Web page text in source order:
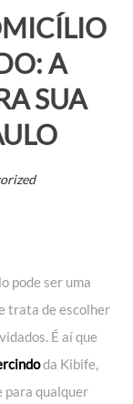
A
SUA
pode ser uma
trata de escolher
É aí que
da Kibife,
para qualquer